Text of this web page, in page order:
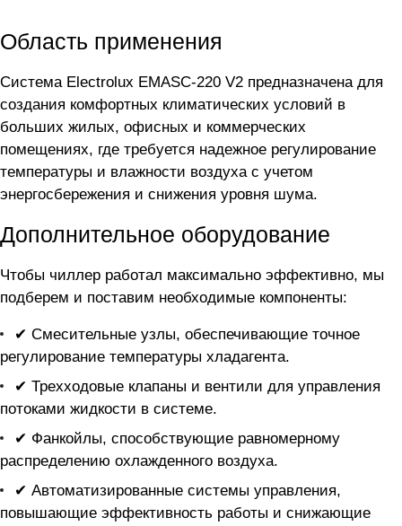
Область применения
Система Electrolux EMASC-220 V2 предназначена для
создания комфортных климатических условий в
больших жилых, офисных и коммерческих
помещениях, где требуется надежное регулирование
температуры и влажности воздуха с учетом
энергосбережения и снижения уровня шума.
Дополнительное оборудование
Чтобы чиллер работал максимально эффективно, мы
подберем и поставим необходимые компоненты:
✔ Смесительные узлы, обеспечивающие точное
регулирование температуры хладагента.
✔ Трехходовые клапаны и вентили для управления
потоками жидкости в системе.
✔ Фанкойлы, способствующие равномерному
распределению охлажденного воздуха.
✔ Автоматизированные системы управления,
повышающие эффективность работы и снижающие